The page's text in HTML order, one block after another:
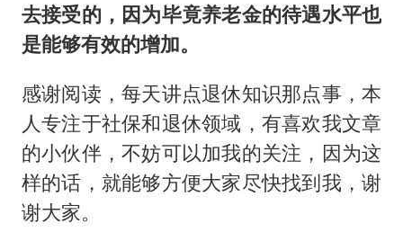
去接受的，因为毕竟养老金的待遇水平也
是能够有效的增加。
感谢阅读，每天讲点退休知识那点事，本
人专注于社保和退休领域，有喜欢我文章
的小伙伴，不妨可以加我的关注，因为这
样的话，就能够方便大家尽快找到我，谢
谢大家。